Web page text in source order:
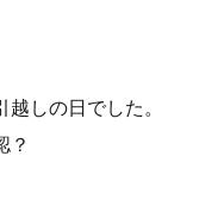
しの日でした。
？